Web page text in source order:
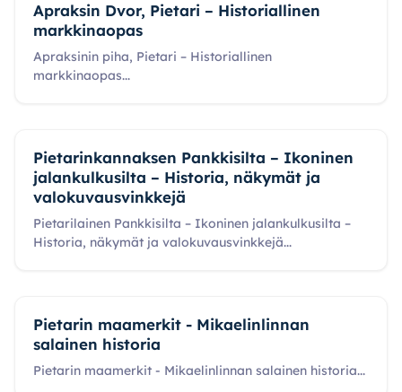
Apraksin Dvor, Pietari – Historiallinen
markkinaopas
Apraksinin piha, Pietari – Historiallinen
markkinaopas...
Pietarinkannaksen Pankkisilta – Ikoninen
jalankulkusilta – Historia, näkymät ja
valokuvausvinkkejä
Pietarilainen Pankkisilta – Ikoninen jalankulkusilta –
Historia, näkymät ja valokuvausvinkkejä...
Pietarin maamerkit - Mikaelinlinnan
salainen historia
Pietarin maamerkit - Mikaelinlinnan salainen historia...